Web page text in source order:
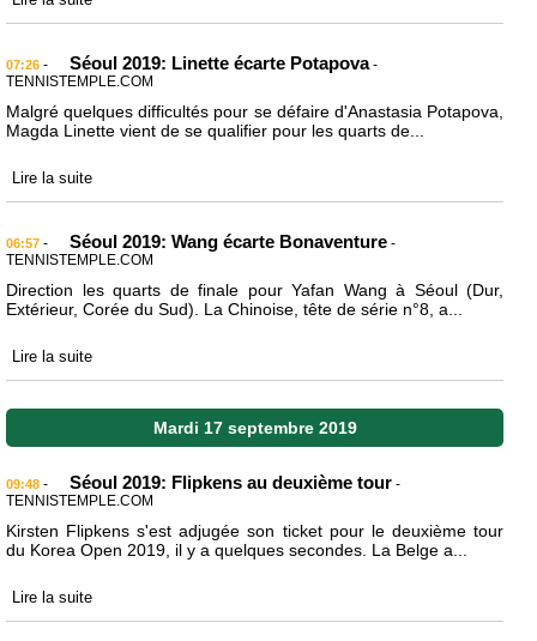
07:26 - Séoul 2019: Linette écarte Potapova -
TENNISTEMPLE.COM
Malgré quelques difficultés pour se défaire d'Anastasia Potapova,
Magda Linette vient de se qualifier pour les quarts de...
Lire la suite
06:57 - Séoul 2019: Wang écarte Bonaventure -
TENNISTEMPLE.COM
Direction les quarts de finale pour Yafan Wang à Séoul (Dur,
Extérieur, Corée du Sud). La Chinoise, tête de série n°8, a...
Lire la suite
Mardi 17 septembre 2019
09:48 - Séoul 2019: Flipkens au deuxième tour -
TENNISTEMPLE.COM
Kirsten Flipkens s'est adjugée son ticket pour le deuxième tour
du Korea Open 2019, il y a quelques secondes. La Belge a...
Lire la suite